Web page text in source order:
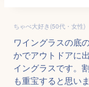
ちゃぺ大好き(50代・女性)
ワイングラスの底
かでアウトドアに
イングラスです。
も重宝すると思いま